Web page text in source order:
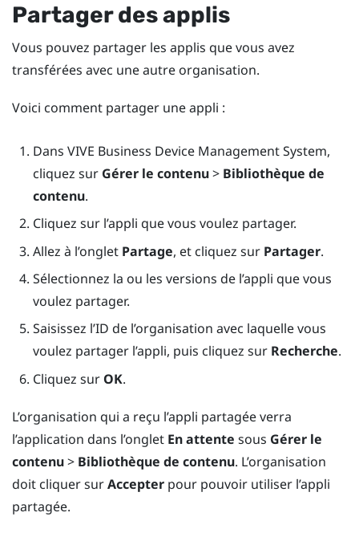
Partager des applis
Vous pouvez partager les applis que vous avez
transférées avec une autre organisation.
Voici comment partager une appli :
Dans VIVE Business Device Management System,
cliquez sur Gérer le contenu> Bibliothèque de
contenu.
Cliquez sur l’appli que vous voulez partager.
Allez à l’onglet Partage, et cliquez sur Partager.
Sélectionnez la ou les versions de l’appli que vous
voulez partager.
Saisissez l’ID de l’organisation avec laquelle vous
voulez partager l’appli, puis cliquez sur Recherche.
Cliquez sur OK.
L’organisation qui a reçu l’appli partagée verra
l’application dans l’onglet En attente sous Gérer le
contenu> Bibliothèque de contenu. L’organisation
doit cliquer surAccepter pour pouvoir utiliser l’appli
partagée.